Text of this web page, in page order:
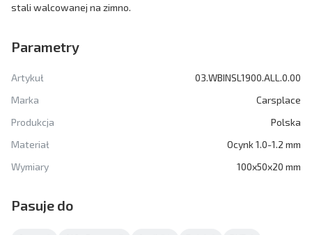
stali walcowanej na zimno.
Parametry
Artykuł
03.WBINSL1900.ALL.0.00
Marka
Carsplace
Produkcja
Polska
Materiał
Ocynk 1.0-1.2 mm
Wymiary
100x50x20 mm
Pasuje do